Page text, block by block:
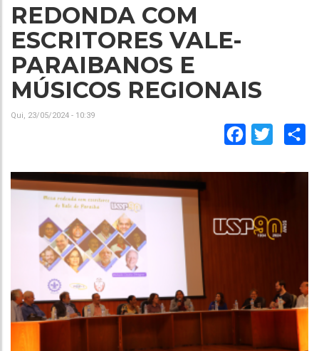
REDONDA COM
ESCRITORES VALE-
PARAIBANOS E
MÚSICOS REGIONAIS
Qui, 23/05/2024 - 10:39
Facebook
Twitter